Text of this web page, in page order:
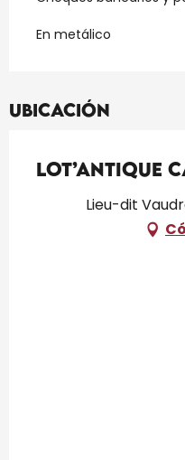
En metálico
Ubicación
Lot’antique
Lieu-dit